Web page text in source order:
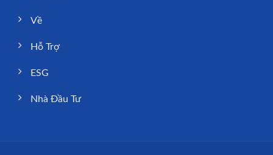
Về
Hỗ Trợ
ESG
Nhà Đầu Tư